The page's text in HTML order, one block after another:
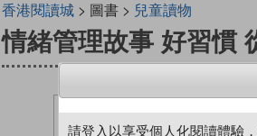
香港閱讀城> 圖書 > 兒童讀物
情緒管理故事 好習慣
請登入以享受個人化閱讀體驗